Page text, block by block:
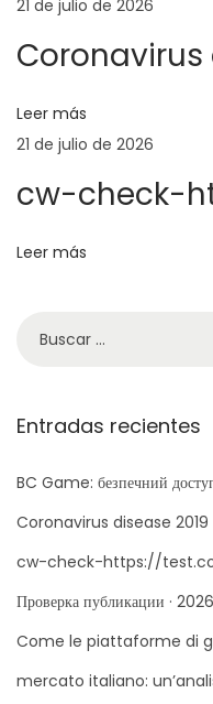
i
ó
n
d
r
a
d
o
r
e
D
b
a
e
s
J
e
R
e
s
o
21 de julio de 2026
Coronavirus
Leer más
21 de julio de 2026
cw-check-
Leer más
q
e
d
p
a
r
Entradas recientes
BC Game: безпечний
Coronavirus disease 2019
cw-check-https://
Проверка публикации ·
Come le piattaforme di
mercato italiano: